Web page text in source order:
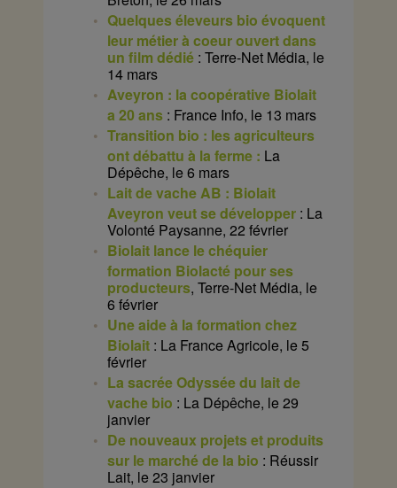
Quelques éleveurs bio évoquent
leur métier à coeur ouvert dans
un film dédié: Terre-Net Média, le
14 mars
Aveyron : la coopérative Biolait
a 20 ans: France Info, le 13 mars
Transition bio : les agriculteurs
ont débattu à la ferme : La
Dépêche, le 6 mars
Lait de vache AB : Biolait
Aveyron veut se développer: La
Volonté Paysanne, 22 février
Biolait lance le chéquier
formation Biolacté pour ses
producteurs, Terre-Net Média, le
6 février
Une aide à la formation chez
Biolait: La France Agricole, le 5
février
La sacrée Odyssée du lait de
vache bio : La Dépêche, le 29
janvier
De nouveaux projets et produits
sur le marché de la bio : Réussir
Lait, le 23 janvier